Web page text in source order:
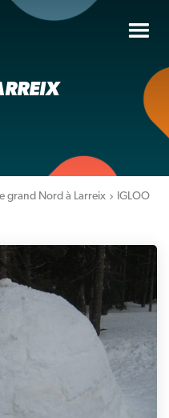
grand Nord à Larreix
IGLOO